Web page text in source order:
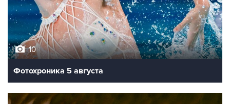
10
Фотохроника 5 августа